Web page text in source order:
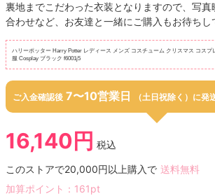
裏地までこだわった衣装となりますので、写
合わせなど、お友達と一緒にご購入もお待ちし
ハリーポッター Harry Potter レディース メンズ コスチューム クリスマス コスプ
服 Cosplay ブラック f6001j5
ご入金確認後 7〜10営業日 （土日祝除く）に発
16,140円 税込
このストアで20,000円以上購入で 送料無料
加算ポイント： 161pt